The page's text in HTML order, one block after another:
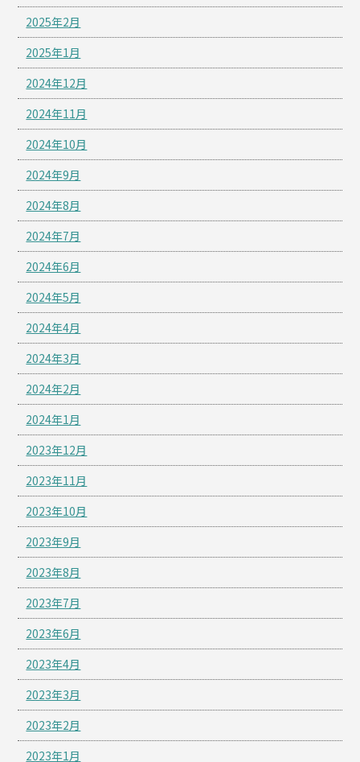
2025年2月
2025年1月
2024年12月
2024年11月
2024年10月
2024年9月
2024年8月
2024年7月
2024年6月
2024年5月
2024年4月
2024年3月
2024年2月
2024年1月
2023年12月
2023年11月
2023年10月
2023年9月
2023年8月
2023年7月
2023年6月
2023年4月
2023年3月
2023年2月
2023年1月